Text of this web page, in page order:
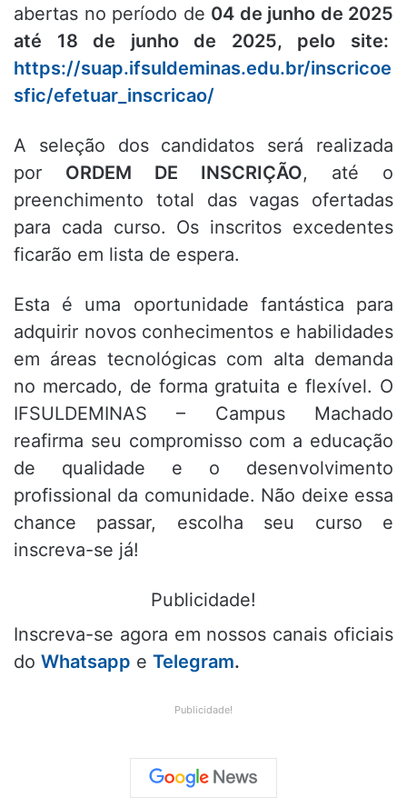
abertas no período de 04 de junho de 2025
até 18 de junho de 2025, pelo site:
https://suap.ifsuldeminas.edu.br/inscricoe
sfic/efetuar_inscricao/
A seleção dos candidatos será realizada
por ORDEM DE INSCRIÇÃO, até o
preenchimento total das vagas ofertadas
para cada curso. Os inscritos excedentes
ficarão em lista de espera.
Esta é uma oportunidade fantástica para
adquirir novos conhecimentos e habilidades
em áreas tecnológicas com alta demanda
no mercado, de forma gratuita e flexível. O
IFSULDEMINAS – Campus Machado
reafirma seu compromisso com a educação
de qualidade e o desenvolvimento
profissional da comunidade. Não deixe essa
chance passar, escolha seu curso e
inscreva-se já!
Publicidade!
Inscreva-se agora em nossos canais oficiais
do Whatsapp e Telegram.
Publicidade!